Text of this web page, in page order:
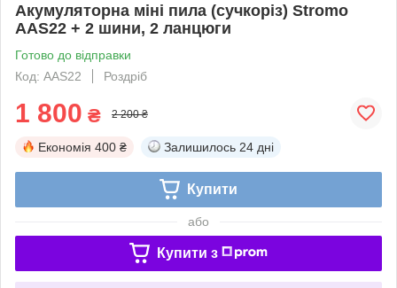
Акумуляторна міні пила (сучкоріз) Stromo
AAS22 + 2 шини, 2 ланцюги
Готово до відправки
Код: AAS22
Роздріб
1 800 ₴ 2 200 ₴
Економія 400 ₴ Залишилось 24 дні
Купити
або
Купити з